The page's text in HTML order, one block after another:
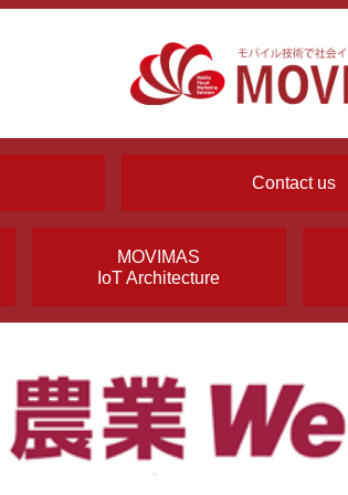
Contact us
MOVIMAS
IoT Architecture